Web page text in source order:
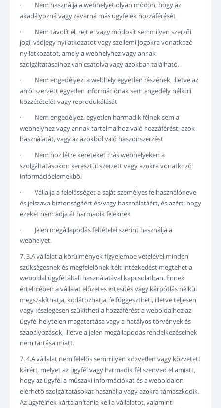
· Nem használja a webhelyet olyan módon, hogy az
akadályozná vagy zavarná más ügyfelek hozzáférését
· Nem távolít el, rejt el vagy módosít semmilyen szerzői
jogi, védjegy nyilatkozatot vagy szellemi jogokra vonatkozó
nyilatkozatot, amely a webhelyhez vagy annak
szolgáltatásaihoz van csatolva vagy azokban található.
· Nem engedélyezi a webhely egyetlen részének, illetve az
arról szerzett egyetlen információnak sem engedély nélküli
közzétételét vagy reprodukálását
· Nem engedélyezi egyetlen harmadik félnek sem a
webhelyhez vagy annak tartalmaihoz való hozzáférést, azok
használatát, vagy az azokból való haszonszerzést
· Nem hoz létre kereteket más webhelyeken a
szolgáltatásokon keresztül szerzett vagy azokra vonatkozó
információelemekből
· Vállalja a felelősséget a saját személyes felhasználóneve
és jelszava biztonságáért és/vagy használatáért, és azért, hogy
ezeket nem adja át harmadik feleknek
· Jelen megállapodás feltételei szerint használja a
webhelyet.
7. 3.A vállalat a körülmények figyelembe vételével minden
szükségesnek és megfelelőnek ítélt intézkedést megtehet a
weboldal ügyfél általi használatával kapcsolatban. Ennek
értelmében a vállalat előzetes értesítés vagy kárpótlás nélkül
megszakíthatja, korlátozhatja, felfüggesztheti, illetve teljesen
vagy részlegesen szűkítheti a hozzáférést a weboldalhoz az
ügyfél helytelen magatartása vagy a hatályos törvények és
szabályozások, illetve a jelen megállapodás rendelkezéseinek
nem tartása miatt.
7. 4.A vállalat nem felelős semmilyen közvetlen vagy közvetett
kárért, melyet az ügyfél vagy harmadik fél szenved el amiatt,
hogy az ügyfél a műszaki információkat és a weboldalon
elérhető szolgáltatásokat használja vagy azokra támaszkodik.
Az ügyfélnek kártalanítania kell a vállalatot, valamint